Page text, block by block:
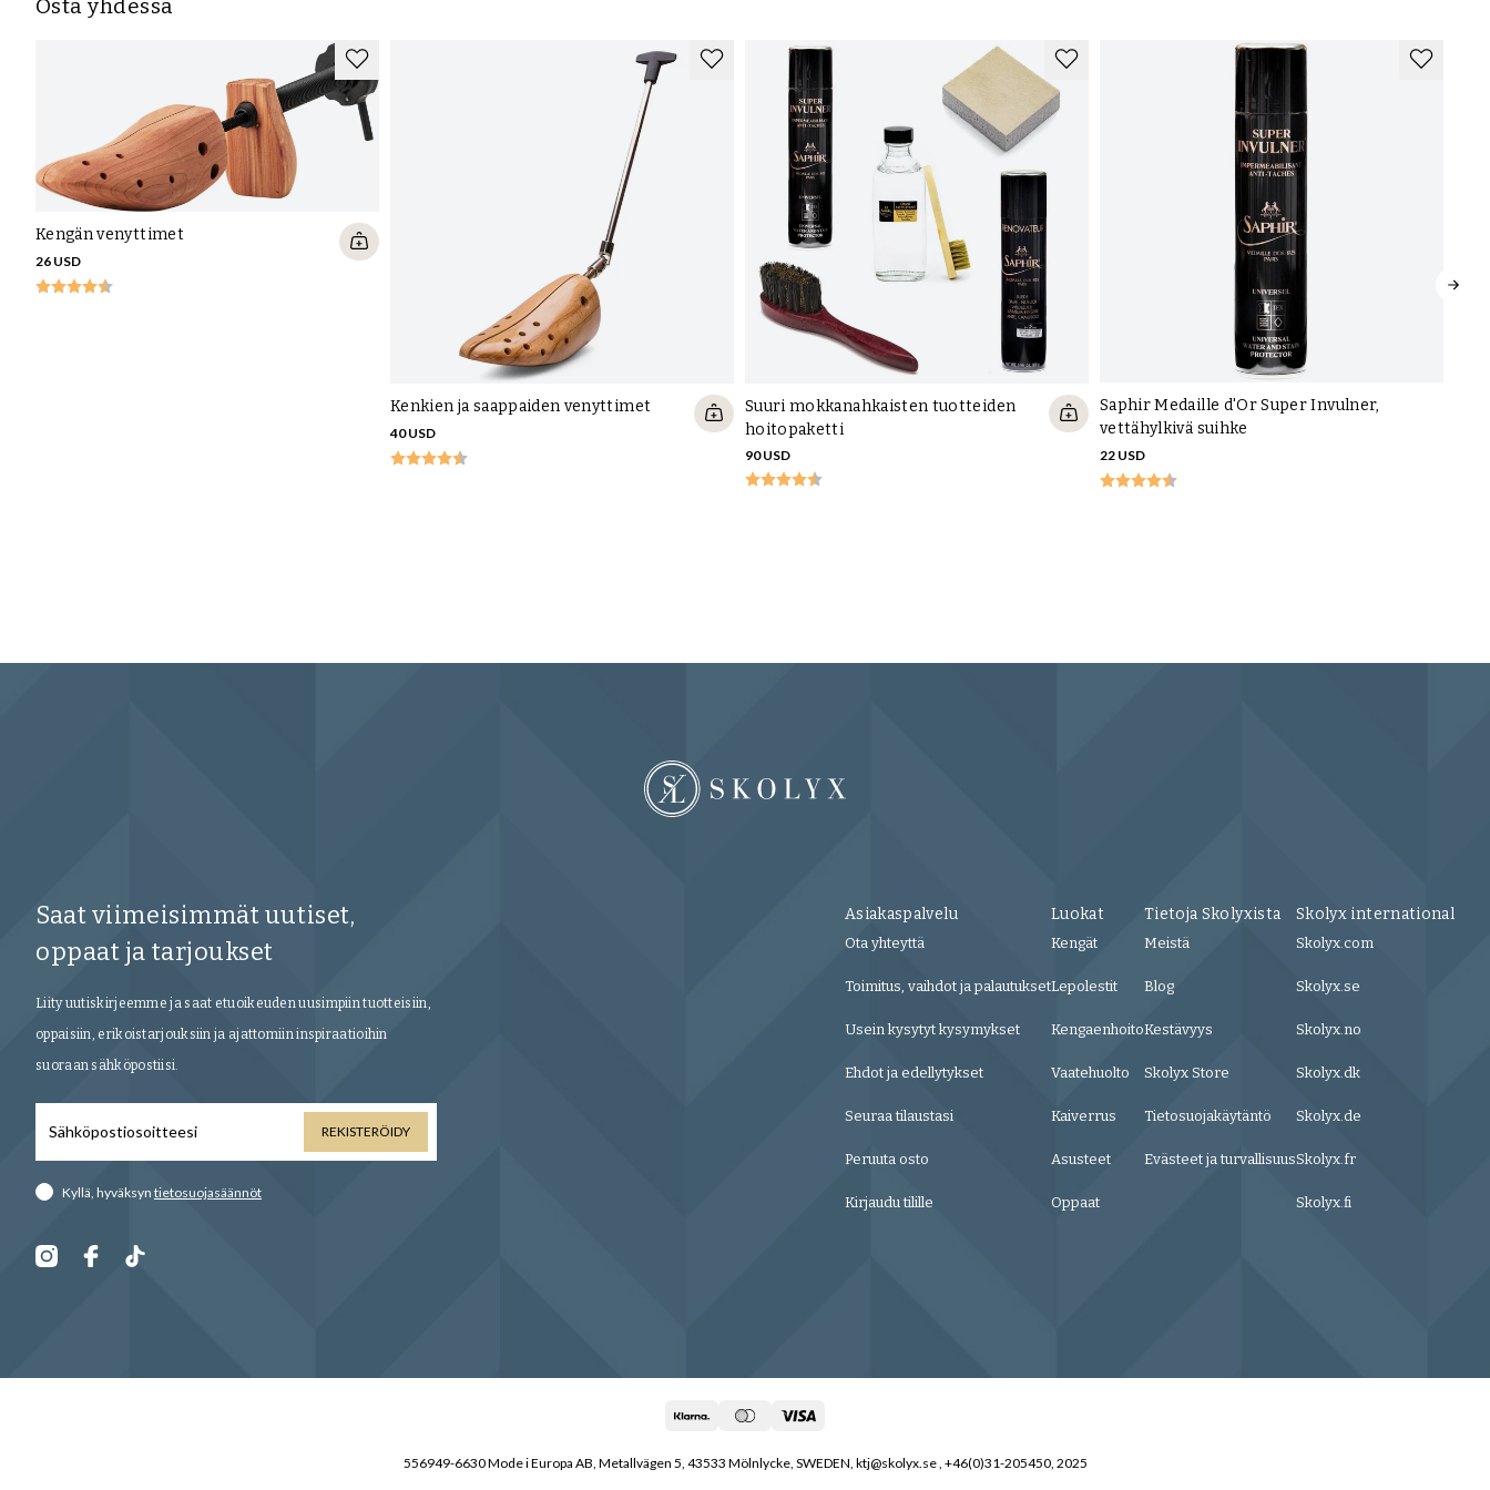
Ohut kumipohja - Nahkapohjan kaltainen ns city-kumipohja, jonka
kumikoostumus tarjoaa hyvän pidon ja erinomaisen kestävyyden.
Kumipohja - Useimmissa tapauksissa nämä ovat kumitettuja.
kumiseos, joka kestää myös miinusasteita, ovat mukavia mutta
erittäin kestäviä.
Osta yhdessä
Kengän venyttimet
26 USD
Kenkien ja saappaiden venyttimet
40 USD
Suuri mokkanahkaisten tuotteiden
hoitopaketti
90 USD
Saphir Medaille d'Or Super Invulner,
vettähylkivä suihke
22 USD
Saat viimeisimmät uutiset,
oppaat ja tarjoukset
Liity uutiskirjeemme ja saat etuoikeuden uusimpiin tuotteisiin,
oppaisiin, erikoistarjouksiin ja ajattomiin inspiraatioihin
suoraan sähköpostiisi.
REKISTERÖIDY
Kyllä, hyväksyn tietosuojasäännöt
Asiakaspalvelu
Ota yhteyttä
Toimitus, vaihdot ja palautukset
Usein kysytyt kysymykset
Ehdot ja edellytykset
Seuraa tilaustasi
Peruuta osto
Kirjaudu tilille
Luokat
Kengät
Lepolestit
Kengaenhoito
Vaatehuolto
Kaiverrus
Asusteet
Oppaat
Tietoja Skolyxista
Meistä
Blog
Kestävyys
Skolyx Store
Tietosuojakäytäntö
Evästeet ja turvallisuus
Skolyx international
Skolyx.com
Skolyx.se
Skolyx.no
Skolyx.dk
Skolyx.de
Skolyx.fr
Skolyx.fi
556949-6630 Mode i Europa AB, Metallvägen 5, 43533 Mölnlycke, SWEDEN, ktj@skolyx.se , +46(0)31-205450, 2025